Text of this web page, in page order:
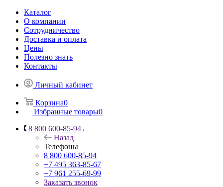
Каталог
О компании
Сотрудничество
Доставка и оплата
Цены
Полезно знать
Контакты
Личный кабинет
Корзина0
Избранные товары0
8 800 600-85-94
Назад
Телефоны
8 800 600-85-94
+7 495 363-85-67
+7 961 255-69-99
Заказать звонок